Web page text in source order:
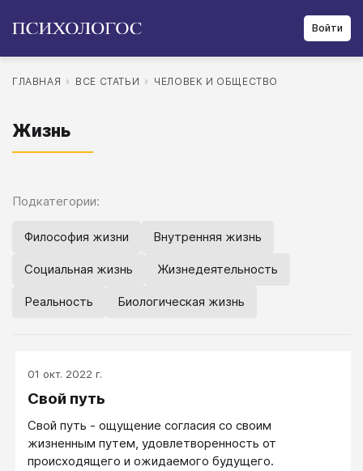
Войти
ГЛАВНАЯ ВСЕ СТАТЬИ ЧЕЛОВЕК И ОБЩЕСТВО
Жизнь
Подкатегории:
Философия жизни Внутренняя жизнь
Социальная жизнь Жизнедеятельность
Реальность Биологическая жизнь
01 окт. 2022 г.
Свой путь
Свой путь - ощущение согласия со своим
жизненным путем, удовлетворенность от
происходящего и ожидаемого будущего.